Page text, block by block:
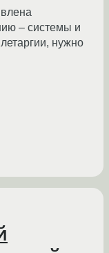
– системы и
нужно